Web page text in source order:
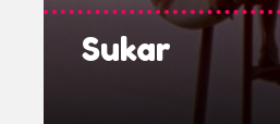
Sukar